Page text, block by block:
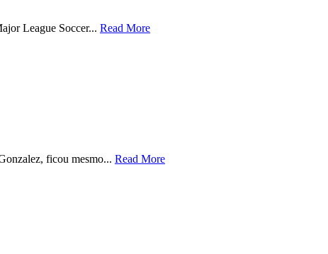
League Soccer... Read More
ficou mesmo... Read More